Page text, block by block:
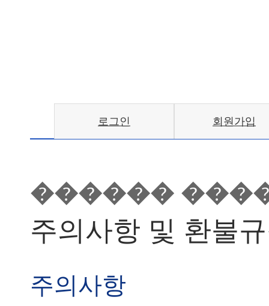
로그인 회원가입
������
주의사항 및 환불
주의사항